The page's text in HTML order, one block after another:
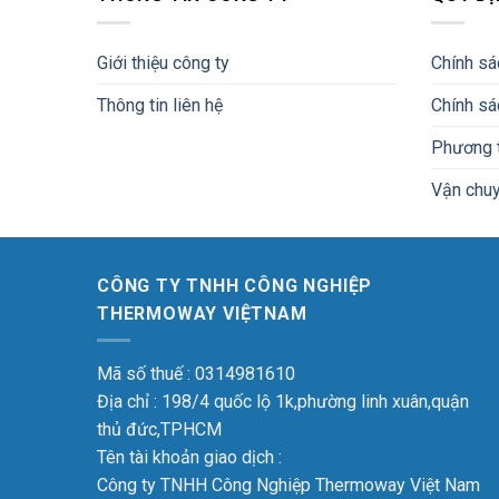
Giới thiệu công ty
Thông tin liên hệ
Chính
Chính
Phương
Vận
CÔNG TY TNHH CÔNG NGHIỆP
THERMOWAY VIỆTNAM
Mã số thuế : 0314981610
Địa chỉ : 198/4 quốc lộ 1k,phường linh xuân,quận
thủ đức,TPHCM
Tên tài khoản giao dịch :
Công ty TNHH Công Nghiệp Thermoway Việt Nam